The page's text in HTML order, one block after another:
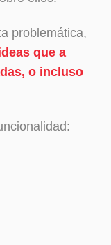
problemática,
que a
o incluso